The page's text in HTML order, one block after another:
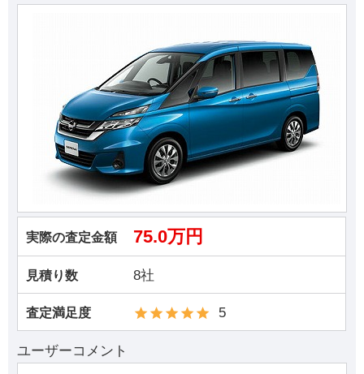
実際の査定金額 75.0万円
見積り数 8社
査定満足度 5
ユーザーコメント